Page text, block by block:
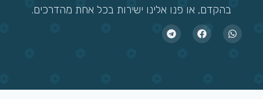
בהקדם, או פנו אלינו ישירות בכל אחת מהדרכים.